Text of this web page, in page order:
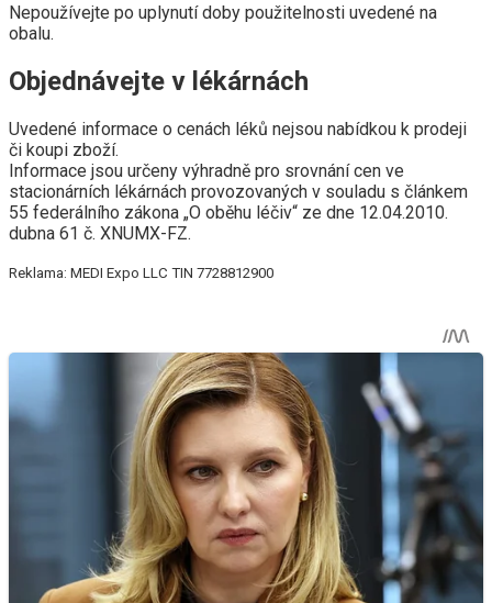
Nepoužívejte po uplynutí doby použitelnosti uvedené na
obalu.
Objednávejte v lékárnách
Uvedené informace o cenách léků nejsou nabídkou k prodeji
či koupi zboží.
Informace jsou určeny výhradně pro srovnání cen ve
stacionárních lékárnách provozovaných v souladu s článkem
55 federálního zákona „O oběhu léčiv“ ze dne 12.04.2010.
dubna 61 č. XNUMX-FZ.
Reklama: MEDI Expo LLC TIN 7728812900